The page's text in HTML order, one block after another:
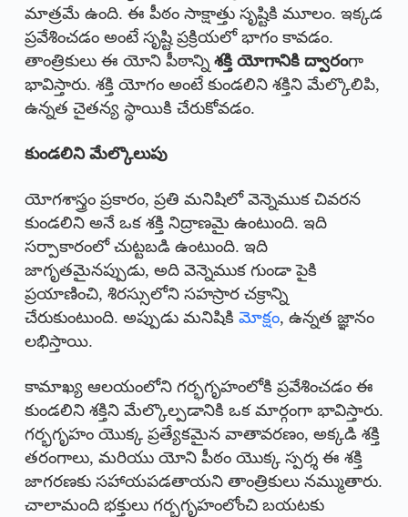
మాత్రమే ఉంది. ఈ పీఠం సాక్షాత్తు సృష్టికి మూలం. ఇక్కడ
ప్రవేశించడం అంటే సృష్టి ప్రక్రియలో భాగం కావడం.
తాంత్రికులు ఈ యోని పీఠాన్ని శక్తి యోగానికి ద్వారంగా
భావిస్తారు. శక్తి యోగం అంటే కుండలిని శక్తిని మేల్కొలిపి,
ఉన్నత చైతన్య స్థాయికి చేరుకోవడం.
కుండలిని మేల్కొలుపు
యోగశాస్త్రం ప్రకారం, ప్రతి మనిషిలో వెన్నెముక చివరన
కుండలిని అనే ఒక శక్తి నిద్రాణమై ఉంటుంది. ఇది
సర్పాకారంలో చుట్టబడి ఉంటుంది. ఇది
జాగృతమైనప్పుడు, అది వెన్నెముక గుండా పైకి
ప్రయాణించి, శిరస్సులోని సహస్రార చక్రాన్ని
చేరుకుంటుంది. అప్పుడు మనిషికి మోక్షం, ఉన్నత జ్ఞానం
లభిస్తాయి.
కామాఖ్య ఆలయంలోని గర్భగృహంలోకి ప్రవేశించడం ఈ
కుండలిని శక్తిని మేల్కొల్పడానికి ఒక మార్గంగా భావిస్తారు.
గర్భగృహం యొక్క ప్రత్యేకమైన వాతావరణం, అక్కడి శక్తి
తరంగాలు, మరియు యోని పీఠం యొక్క స్పర్శ ఈ శక్తి
జాగరణకు సహాయపడతాయని తాంత్రికులు నమ్ముతారు.
చాలామంది భక్తులు గర్భగృహంలోంచి బయటకు